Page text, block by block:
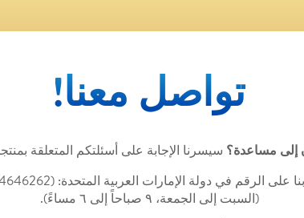
تواصل معنا!
إلى مساعدة؟ سيسرنا الإجابة على أسئلتكم المتعلقة
(السبت إلى الجمعة، ٩ صباحاً إلى ٦ مساءً).